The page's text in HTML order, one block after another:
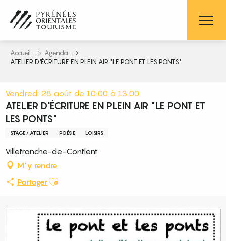
contenu
principal
Accueil
Agenda
ATELIER D'ÉCRITURE EN PLEIN AIR "LE PONT ET LES PONTS"
Vendredi 28 août de 10:00 à 13:00
ATELIER D'ÉCRITURE EN PLEIN AIR "LE PONT ET
LES PONTS"
STAGE / ATELIER POÉSIE LOISIRS
Villefranche-de-Conflent
M'y rendre
PartagerAjouter aux favoris